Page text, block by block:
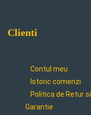
Clienti
Contul meu
Istoric comenzi
Politica de Retur si
Garantie